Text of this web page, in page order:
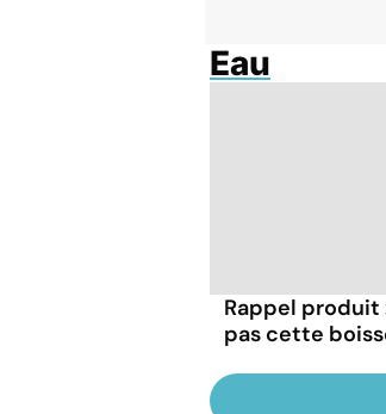
Eau
Rappel produit
pas cette